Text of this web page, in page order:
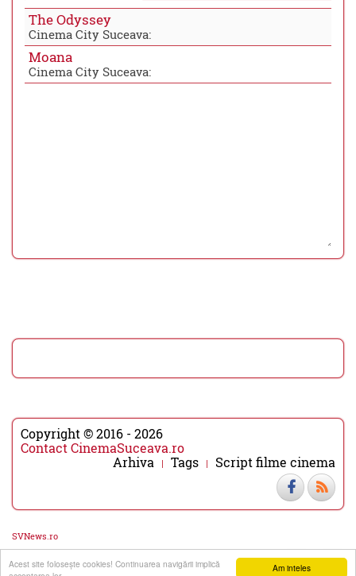
Am inteles
Acest site foloseşte cookies! Continuarea navigării implică
The Odyssey
Cinema City Suceava:
Moana
Cinema City Suceava:
Copyright © 2016 - 2026
Contact CinemaSuceava.ro
Arhiva
Tags Script filme cinema
SVNews.ro
▼